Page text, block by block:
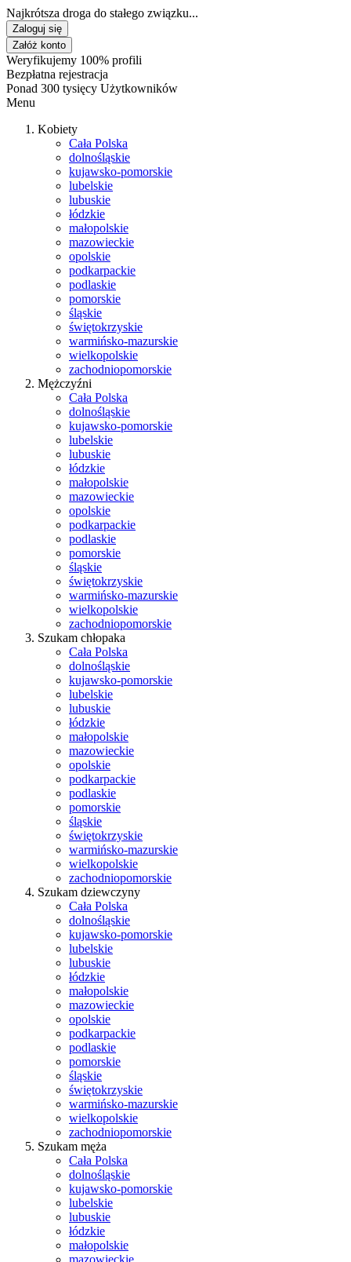
Najkrótsza droga do stałego związku...
Zaloguj się
Załóż konto
Weryfikujemy 100% profili
Bezpłatna rejestracja
Ponad 300 tysięcy Użytkowników
Menu
Kobiety
Cała Polska
dolnośląskie
kujawsko-pomorskie
lubelskie
lubuskie
łódzkie
małopolskie
mazowieckie
opolskie
podkarpackie
podlaskie
pomorskie
śląskie
świętokrzyskie
warmińsko-mazurskie
wielkopolskie
zachodniopomorskie
Mężczyźni
Cała Polska
dolnośląskie
kujawsko-pomorskie
lubelskie
lubuskie
łódzkie
małopolskie
mazowieckie
opolskie
podkarpackie
podlaskie
pomorskie
śląskie
świętokrzyskie
warmińsko-mazurskie
wielkopolskie
zachodniopomorskie
Szukam chłopaka
Cała Polska
dolnośląskie
kujawsko-pomorskie
lubelskie
lubuskie
łódzkie
małopolskie
mazowieckie
opolskie
podkarpackie
podlaskie
pomorskie
śląskie
świętokrzyskie
warmińsko-mazurskie
wielkopolskie
zachodniopomorskie
Szukam dziewczyny
Cała Polska
dolnośląskie
kujawsko-pomorskie
lubelskie
lubuskie
łódzkie
małopolskie
mazowieckie
opolskie
podkarpackie
podlaskie
pomorskie
śląskie
świętokrzyskie
warmińsko-mazurskie
wielkopolskie
zachodniopomorskie
Szukam męża
Cała Polska
dolnośląskie
kujawsko-pomorskie
lubelskie
lubuskie
łódzkie
małopolskie
mazowieckie